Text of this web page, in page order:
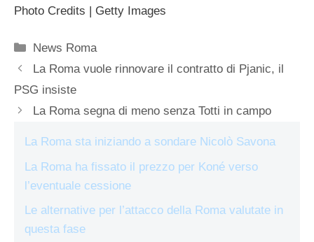
Photo Credits | Getty Images
Categorie
News Roma
La Roma vuole rinnovare il contratto di Pjanic, il
PSG insiste
La Roma segna di meno senza Totti in campo
La Roma sta iniziando a sondare Nicolò Savona
La Roma ha fissato il prezzo per Koné verso
l’eventuale cessione
Le alternative per l’attacco della Roma valutate in
questa fase